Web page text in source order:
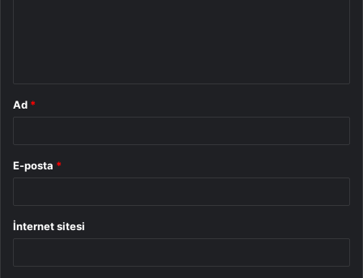
Ad *
E-posta *
İnternet sitesi